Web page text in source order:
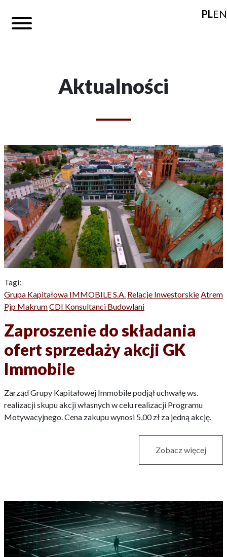
PLEN
Aktualności
Tagi:
Grupa Kapitałowa IMMOBILE S.A. Relacje InwestorskieAtrem
Pjp MakrumCDI Konsultanci Budowlani
Zaproszenie do składania
ofert sprzedaży akcji GK
Immobile
Zarząd Grupy Kapitałowej Immobile podjął uchwałę ws.
realizacji skupu akcji własnych w celu realizacji Programu
Motywacyjnego. Cena zakupu wynosi 5,00 zł za jedną akcję.
Zobacz więcej